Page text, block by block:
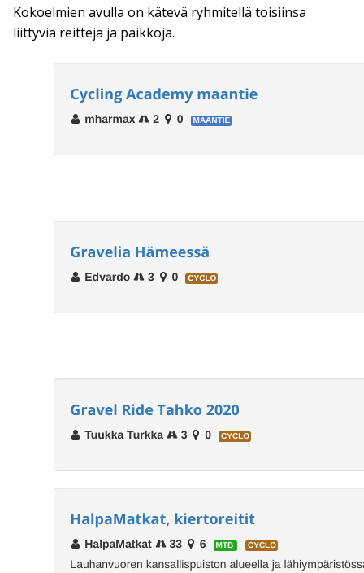
Kokoelmien avulla on kätevä ryhmitellä toisiinsa
liittyviä reittejä ja paikkoja.